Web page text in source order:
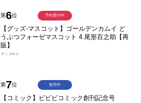
第6位
【グッズ-マスコット】ゴールデンカムイ ど
うぶつフォーゼマスコット 4.尾形百之助【再
販】
￥1,980
予約受付中
第7位
【コミック】ビビビコミック創刊記念号
発売中